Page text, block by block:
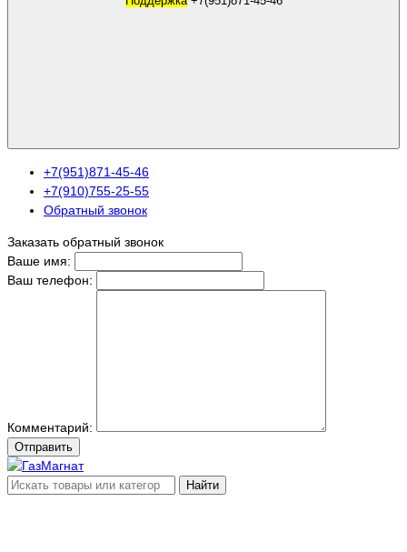
+7(951)871-45-46
+7(910)755-25-55
Обратный звонок
Заказать обратный звонок
Ваше имя:
Ваш телефон:
Комментарий:
Отправить
Найти